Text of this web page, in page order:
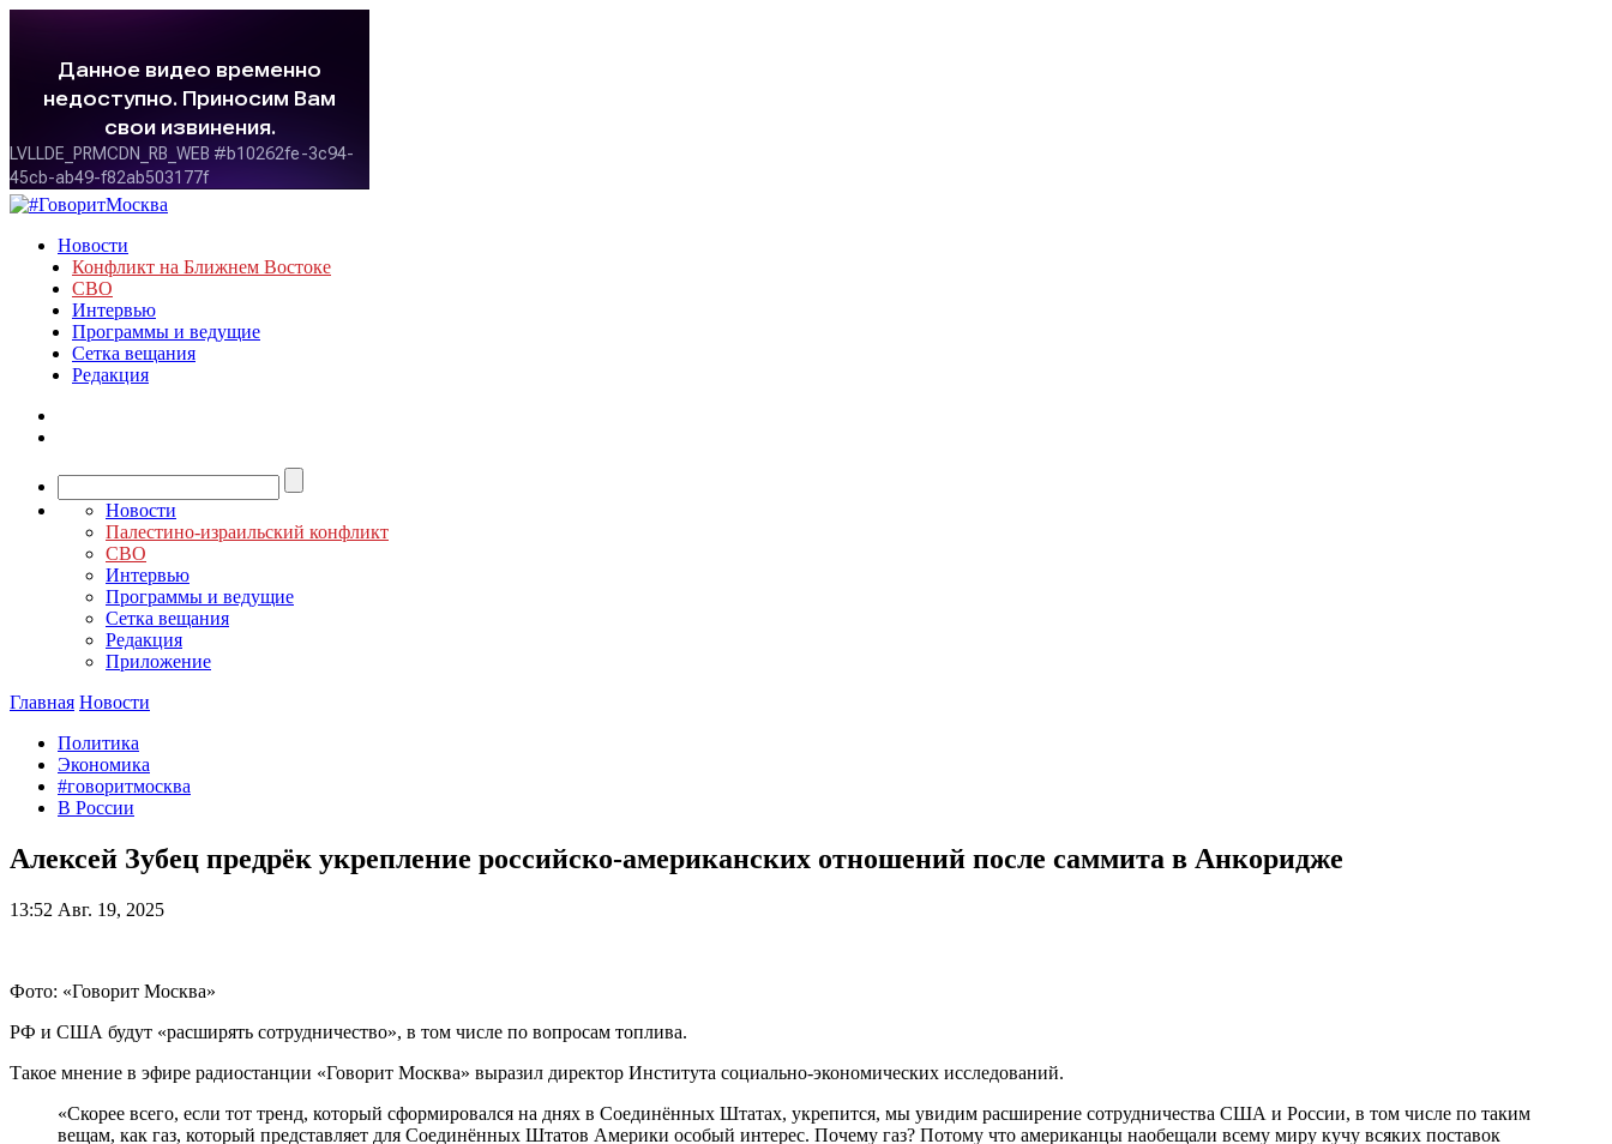
Новости
Конфликт на Ближнем Востоке
СВО
Интервью
Программы и ведущие
Сетка вещания
Редакция
Новости
Палестино-израильский конфликт
СВО
Интервью
Программы и ведущие
Сетка вещания
Редакция
Приложение
Главная Новости
Политика
Экономика
#говоритмосква
В России
Алексей Зубец предрёк укрепление российско-американских отношений после саммита в Анкоридже
13:52 Авг. 19, 2025
Фото: «Говорит Москва»
РФ и США будут «расширять сотрудничество», в том числе по вопросам топлива.
Такое мнение в эфире радиостанции «Говорит Москва» выразил директор Института социально-экономических исследований.
«Скорее всего, если тот тренд, который сформировался на днях в Соединённых Штатах, укрепится, мы увидим расширение сотрудничества США и России, в том числе по таким
вещам, как газ, который представляет для Соединённых Штатов Америки особый интерес. Почему газ? Потому что американцы наобещали всему миру кучу всяких поставок